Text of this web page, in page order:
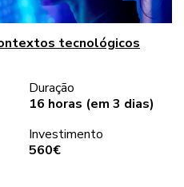
tecnológicos
Duração
16 horas (em 3 dias)
Investimento
560€